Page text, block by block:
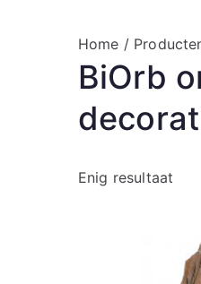
Home /
BiOrb
Enig resultaat